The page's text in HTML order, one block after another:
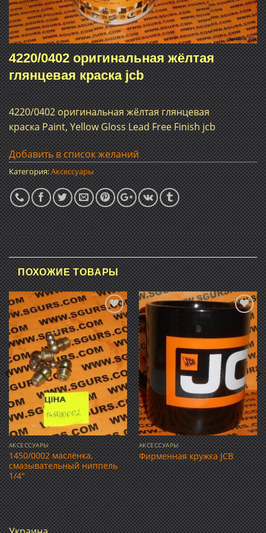
4220/0402 оригинальная жёлтая
глянцевая краска jcb
4220/0402 оригинальная жёлтая глянцевая
краска Paint, Yellow Gloss Lead Free Finish jcb
Добавить в список желаний
Категория:Аксессуары
ПОХОЖИЕ ТОВАРЫ
Добавить
в список
желаний
АКСЕССУАРЫ
1450/0002 маслёнка,
смазывательный ниппель
1/4″
Добавить
желаний
АКСЕССУАРЫ
Фирменная кружка JCB